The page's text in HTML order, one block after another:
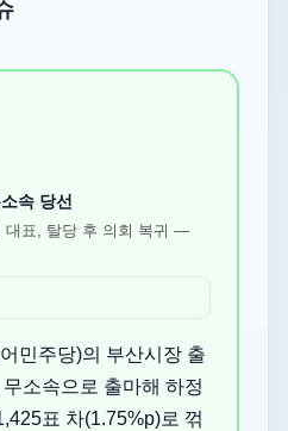
속 당선
대표, 탈당 후 의회 복귀 —
민주당)의 부산시장 출
소속으로 출마해 하정
표 차(1.75%p)로 꺾